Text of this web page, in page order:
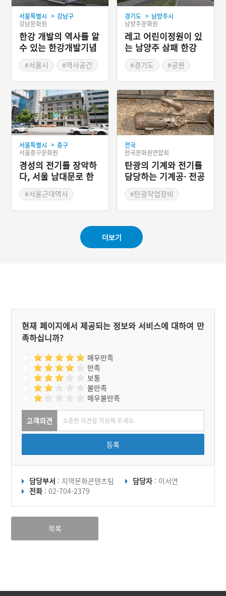
서울특별시 > 강남구
강남문화원
한강 개발의 역사를 알
수 있는 한강개발기념
비#서울시
#역사공간
경기도 > 남양주시
남양주문화원
레고 어린이정원이 있
는 남양주 삼패 한강
공원
#경기도
#공원
서울특별시 > 중구
서울중구문화원
경성의 전기를 장악하
다, 서울 남대문로 한
국전력 사옥
#서울근대역사
전국
한국문화원연합회
탄광의 기계와 전기를
담당하는 기계공· 전공
#탄광작업장비
더보기
현재 페이지에서 제공되는 정보와 서비스에 대하여 만
족하십니까?
매우만족
만족
보통
불만족
매우불만족
고객의견
등록
담당부서 : 지역문화콘텐츠팀 담당자 : 이서연
전화 : 02-704-2379
목록